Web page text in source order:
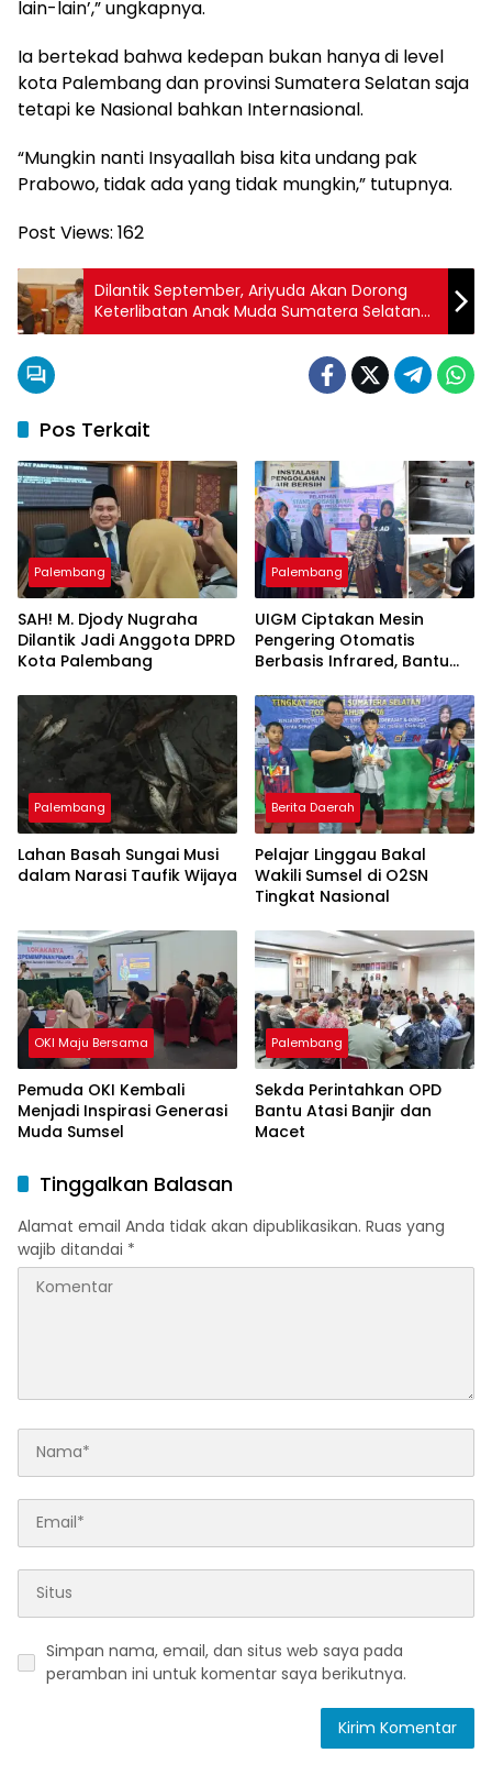
lain-lain’,” ungkapnya.
Ia bertekad bahwa kedepan bukan hanya di level
kota Palembang dan provinsi Sumatera Selatan saja
tetapi ke Nasional bahkan Internasional.
“Mungkin nanti Insyaallah bisa kita undang pak
Prabowo, tidak ada yang tidak mungkin,” tutupnya.
Post Views: 162
Dilantik September, Ariyuda Akan Dorong
Keterlibatan Anak Muda Sumatera Selatan
di Bidang Olahraga dan Kesenian
Pos Terkait
Palembang
SAH! M. Djody Nugraha
Dilantik Jadi Anggota DPRD
Kota Palembang
Palembang
UIGM Ciptakan Mesin
Pengering Otomatis
Berbasis Infrared, Bantu
Pulau Kemaro
Palembang
Lahan Basah Sungai Musi
dalam Narasi Taufik Wijaya
Berita Daerah
Pelajar Linggau Bakal
Wakili Sumsel di O2SN
Tingkat Nasional
OKI Maju Bersama
Pemuda OKI Kembali
Menjadi Inspirasi Generasi
Muda Sumsel
Palembang
Sekda Perintahkan OPD
Bantu Atasi Banjir dan
Macet
Tinggalkan Balasan
Alamat email Anda tidak akan dipublikasikan. Ruas yang
wajib ditandai *
Simpan nama, email, dan situs web saya pada
peramban ini untuk komentar saya berikutnya.